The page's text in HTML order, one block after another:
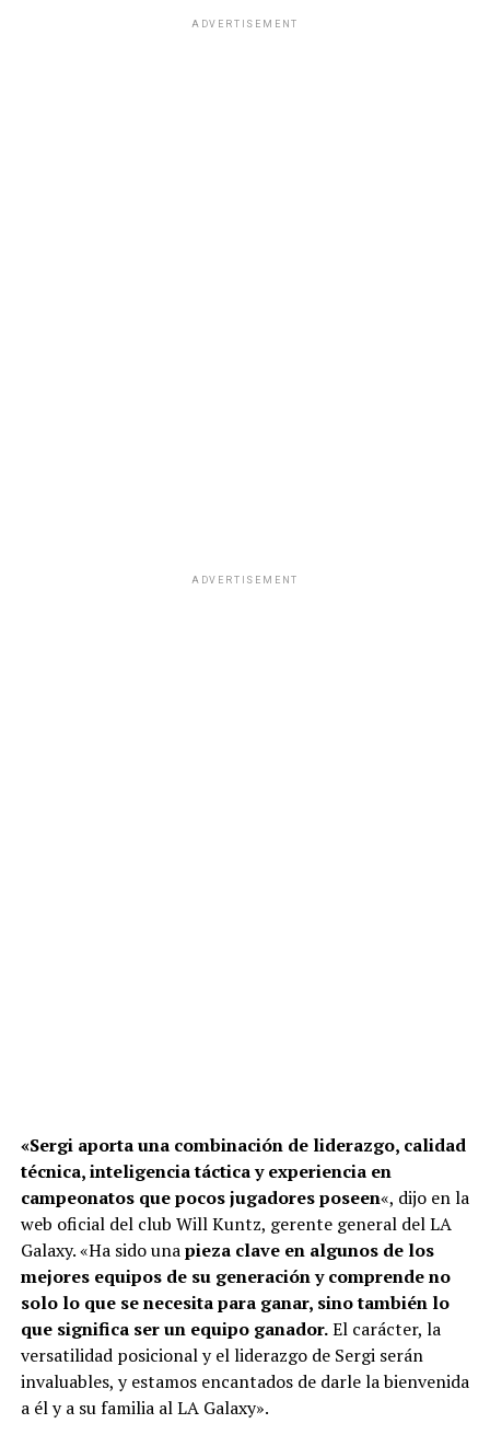
ADVERTISEMENT
ADVERTISEMENT
«Sergi aporta una combinación de liderazgo, calidad
técnica, inteligencia táctica y experiencia en
campeonatos que pocos jugadores poseen«, dijo en la
web oficial del club Will Kuntz, gerente general del LA
Galaxy. «Ha sido unapieza clave en algunos de los
mejores equipos de su generación y comprende no
solo lo que se necesita para ganar, sino también lo
que significa ser un equipo ganador.El carácter, la
versatilidad posicional y el liderazgo de Sergi serán
invaluables, y estamos encantados de darle la bienvenida
a él y a su familia al LA Galaxy».